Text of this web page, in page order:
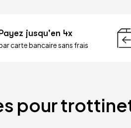
Payez jusqu'en 4x
carte bancaire sans frais
pour